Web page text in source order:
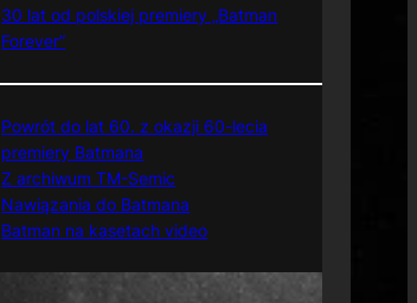
30 lat od polskiej premiery „Batman
Forever”
Powrót do lat 60. z okazji 60-lecia
premiery Batmana
Z archiwum TM-Semic
Nawiązania do Batmana
Batman na kasetach video